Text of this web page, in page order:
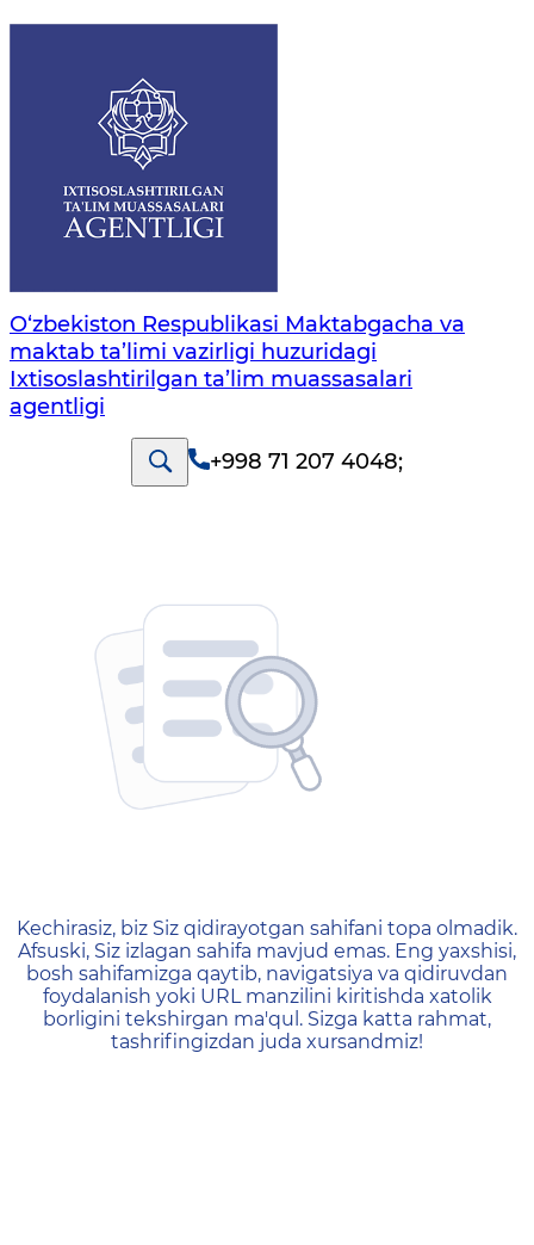
O‘zbekiston Respublikasi Maktabgacha va
maktab ta’limi vazirligi huzuridagi
Ixtisoslashtirilgan ta’lim muassasalari
agentligi
+998 71 207 4048;
404 — Страница не
Kechirasiz, biz Siz qidirayotgan sahifani topa olmadik.
Afsuski, Siz izlagan sahifa mavjud emas. Eng yaxshisi,
bosh sahifamizga qaytib, navigatsiya va qidiruvdan
foydalanish yoki URL manzilini kiritishda xatolik
borligini tekshirgan ma'qul. Sizga katta rahmat,
tashrifingizdan juda xursandmiz!